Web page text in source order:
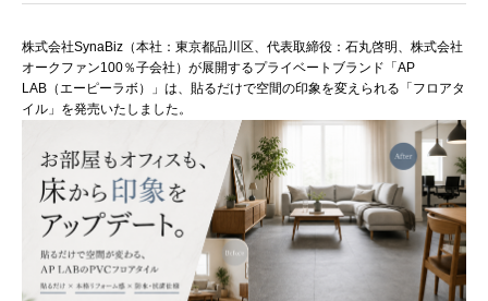
株式会社SynaBiz（本社：東京都品川区、代表取締役：石丸啓明、株式会社
オークファン100％子会社）が展開するプライベートブランド「AP
LAB（エーピーラボ）」は、貼るだけで空間の印象を変えられる「フロアタ
イル」を発売いたしました。